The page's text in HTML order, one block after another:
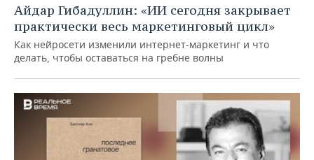
Айдар Гибадуллин: «ИИ сегодня закрывает
практически весь маркетинговый цикл»
Как нейросети изменили интернет-маркетинг и что
делать, чтобы оставаться на гребне волны